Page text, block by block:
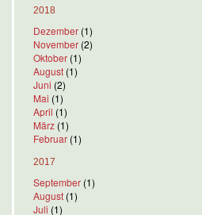
2018
Dezember (1)
November (2)
Oktober (1)
August (1)
Juni (2)
Mai (1)
April (1)
März (1)
Februar (1)
2017
September (1)
August (1)
Juli (1)